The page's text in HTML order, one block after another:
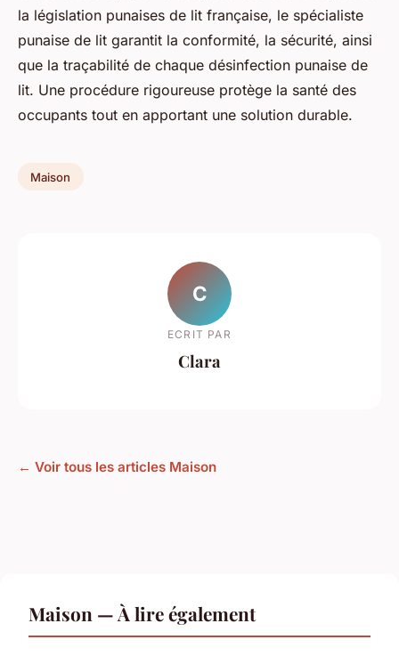
la législation punaises de lit française, le spécialiste
punaise de lit garantit la conformité, la sécurité, ainsi
que la traçabilité de chaque désinfection punaise de
lit. Une procédure rigoureuse protège la santé des
occupants tout en apportant une solution durable.
Maison
C
ECRIT PAR
Clara
← Voir tous les articles Maison
Maison — À lire également